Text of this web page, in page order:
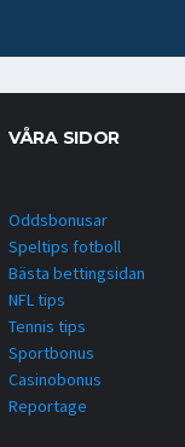
VÅRA SIDOR
Oddsbonusar
Speltips fotboll
Bästa bettingsidan
NFL tips
Tennis tips
Sportbonus
Casinobonus
Reportage